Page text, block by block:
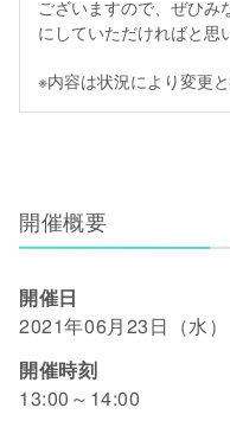
ございますので、ぜひみ
にしていただければと思
※内容は状況により変更
開催概要
開催日
2021年06月23日（水）
開催時刻
13:00～14:00